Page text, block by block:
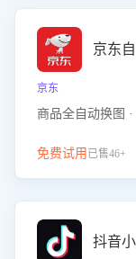
京东
京东
商品全自动换图
免费试用 已售46+
抖音